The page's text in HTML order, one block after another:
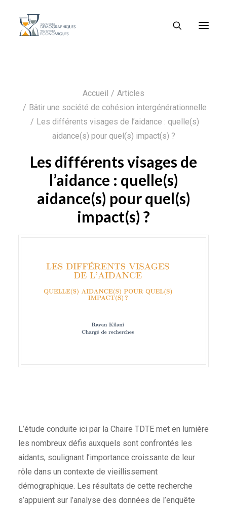
Accueil
Articles
Bâtir une société de cohésion intergénérationnelle
Les différents visages de l’aidance : quelle(s)
aidance(s) pour quel(s) impact(s) ?
Les différents visages de
l’aidance : quelle(s)
aidance(s) pour quel(s)
impact(s) ?
L’étude conduite ici par la Chaire TDTE met en lumière
les nombreux défis auxquels sont confrontés les
aidants, soulignant l’importance croissante de leur
rôle dans un contexte de vieillissement
démographique. Les résultats de cette recherche
s’appuient sur l’analyse des données de l’enquête